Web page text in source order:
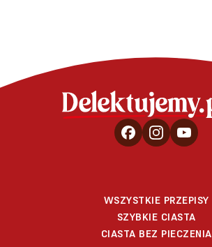
WSZYSTKIE PRZEPISY
SZYBKIE CIASTA
CIASTA BEZ PIECZENIA